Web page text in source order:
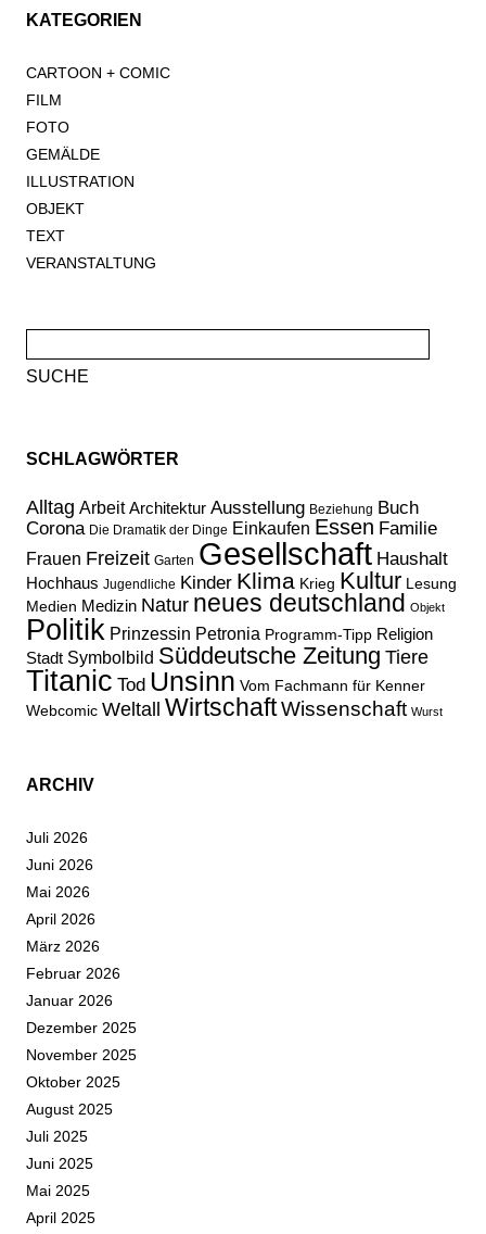
KATEGORIEN
CARTOON + COMIC
FILM
FOTO
GEMÄLDE
ILLUSTRATION
OBJEKT
TEXT
VERANSTALTUNG
nach:
SCHLAGWÖRTER
Alltag Arbeit Architektur Ausstellung Beziehung Buch
Corona Die Dramatik der Dinge Einkaufen Essen Familie
Frauen Freizeit Garten Gesellschaft Haushalt
Hochhaus Jugendliche Kinder Klima Krieg Kultur Lesung
Medien Medizin Natur neues deutschland Objekt
Politik Prinzessin Petronia Programm-Tipp Religion
Stadt Symbolbild Süddeutsche Zeitung Tiere
Titanic Tod Unsinn Vom Fachmann für Kenner
Webcomic Weltall WirtschaftWissenschaft Wurst
ARCHIV
Juli 2026
Juni 2026
Mai 2026
April 2026
März 2026
Februar 2026
Januar 2026
Dezember 2025
November 2025
Oktober 2025
August 2025
Juli 2025
Juni 2025
Mai 2025
April 2025